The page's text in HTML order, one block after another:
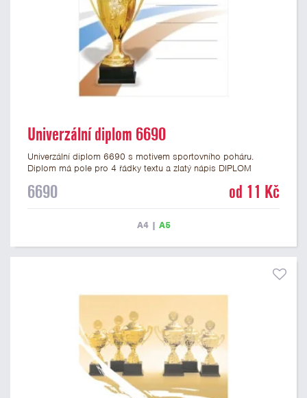
Univerzální diplom 6690
Univerzální diplom 6690 s motivem sportovního poháru.
Diplom má pole pro 4 řádky textu a zlatý nápis DIPLOM
formátu A4 a A5. Tento diplom je vhodný pro většinu událostí,
6690 od 11 Kč
A4| A5